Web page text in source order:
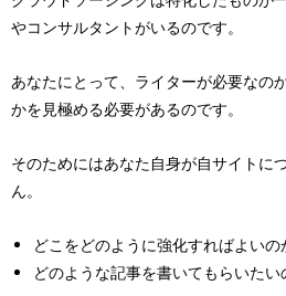
やコンサルタントがいるのです。
あなたにとって、ライターが必要なの
かを見極める必要があるのです。
そのためにはあなた自身が自サイトに
ん。
どこをどのように強化すればよいの
どのような記事を書いてもらいたい